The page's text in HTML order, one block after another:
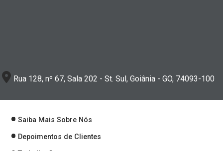
Rua 128, nº 67, Sala 202 - St. Sul, Goiânia - GO, 74093-100
Saiba Mais Sobre Nós
Depoimentos de Clientes